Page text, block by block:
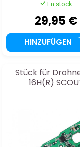
En stock
29,95 €
HINZUFÜGEN
Stück für
16H(R)